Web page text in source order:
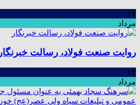
۱۷
مرداد
روایت صنعت فولاد،‌ رسالت خبرنگار
۱۴
مرداد